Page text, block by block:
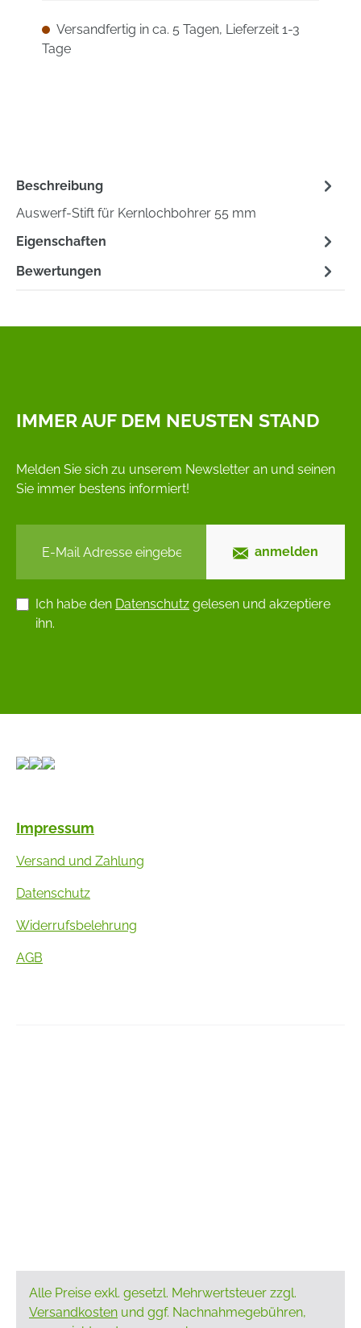
Versandfertig in ca. 5 Tagen, Lieferzeit 1-3
Tage
Beschreibung
Auswerf-Stift für Kernlochbohrer 55 mm
Eigenschaften
Bewertungen
IMMER AUF DEM NEUSTEN STAND
Melden Sie sich zu unserem Newsletter an und seinen
Sie immer bestens informiert!
anmelden
Ich habe den Datenschutz gelesen und akzeptiere
ihn.
Impressum
Versand und Zahlung
Datenschutz
Widerrufsbelehrung
AGB
Alle Preise exkl. gesetzl. Mehrwertsteuer zzgl.
Versandkosten und ggf. Nachnahmegebühren,